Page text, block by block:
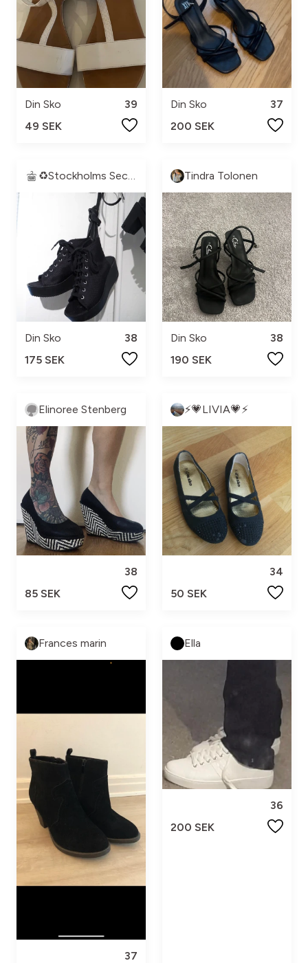
Din Sko
39
49 SEK
Din Sko
37
200 SEK
♻️Stockholms Second Hand♻️
Din Sko
38
175 SEK
Tindra Tolonen
Din Sko
38
190 SEK
Elinoree Stenberg
38
85 SEK
⚡💗LIVIA💗⚡
34
50 SEK
Frances marin
37
Ella
36
200 SEK